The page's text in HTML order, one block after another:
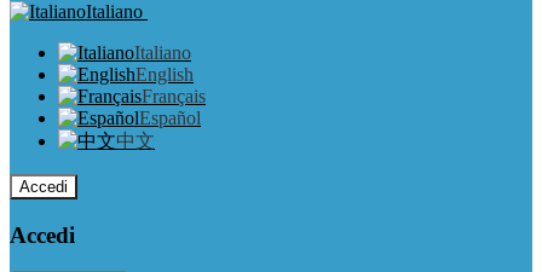
Italiano
Italiano
English
Français
Español
中文
Accedi
Accedi